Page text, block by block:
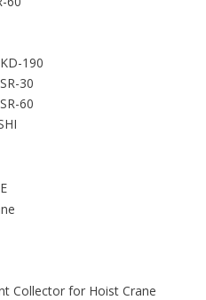
190
30
60
Collector for Hoist Crane